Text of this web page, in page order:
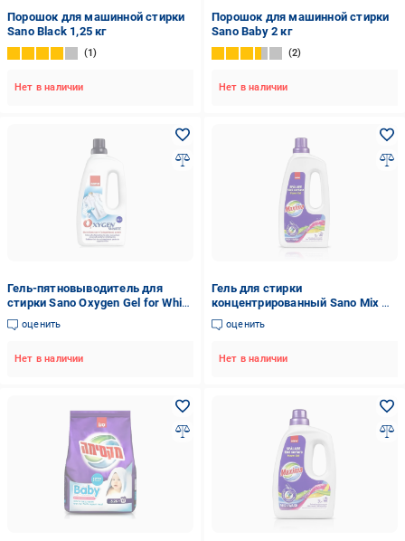
Порошок для машинной стирки
Sano Blaсk 1,25 кг
1
Нет в наличии
Порошок для машинной стирки
Sano Baby 2 кг
2
Нет в наличии
Гель-пятновыводитель для
стирки Sano Oxygen Gel for White
Laundryl 1 л (7290102991105)
оценить
Нет в наличии
Гель для стирки
концентрированный Sano Mix &
Wash 1 л (7290102990313)
оценить
Нет в наличии